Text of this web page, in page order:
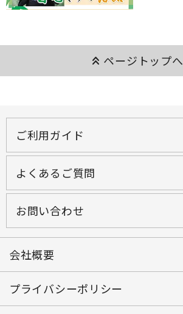
keyboard_double_arrow_up ページトップへ
ご利用ガイド
よくあるご質問
お問い合わせ
会社概要
プライバシーポリシー